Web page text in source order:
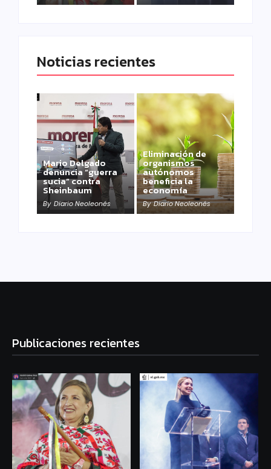
Noticias recientes
Mario Delgado
denuncia “guerra
sucia” contra
Sheinbaum
By Diario Neoleonés
Eliminación de
organismos
autónomos
beneficia la
economía
By Diario Neoleonés
Publicaciones recientes